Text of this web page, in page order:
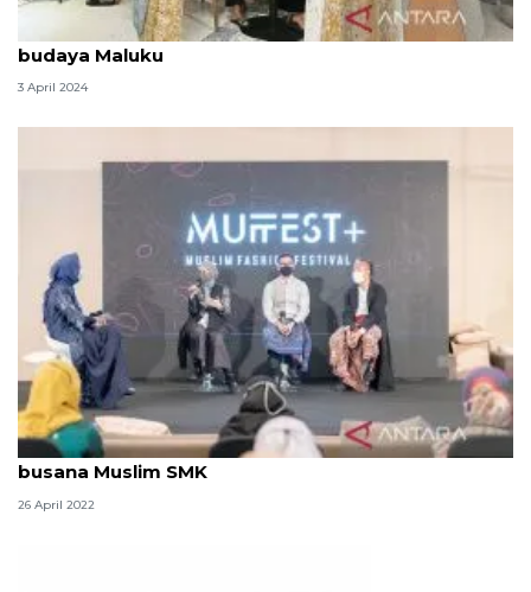
B'Gaya Efie dan K'Beta rilis busana muslim angkat
budaya Maluku
3 April 2024
Penghormatan bagi Sunan Kudus lewat rancangan
busana Muslim SMK
26 April 2022